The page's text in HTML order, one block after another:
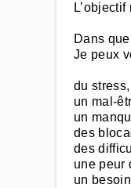
Dans
Je peux
du
un mal-
un
des
des
une peur
un